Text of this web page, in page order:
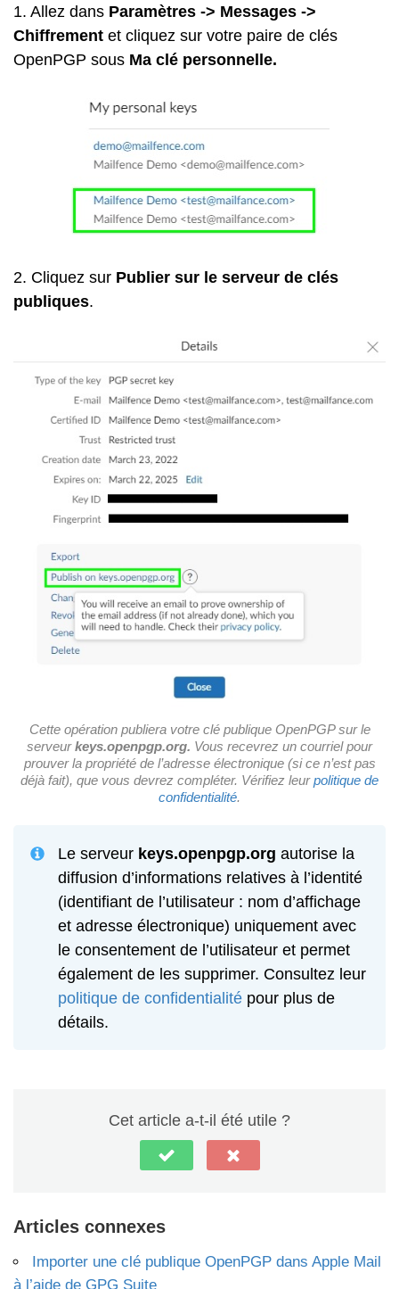
1. Allez dans Paramètres -> Messages ->
Chiffrement et cliquez sur votre paire de clés
OpenPGP sous Ma clé personnelle.
2. Cliquez sur Publier sur le serveur de clés
publiques.
Cette opération publiera votre clé publique OpenPGP sur le
serveurkeys.openpgp.org. Vous recevrez un courriel pour
prouver la propriété de l’adresse électronique (si ce n’est pas
déjà fait), que vous devrez compléter. Vérifiez leurpolitique de
confidentialité.
Le serveur keys.openpgp.org autorise la
diffusion d’informations relatives à l’identité
(identifiant de l’utilisateur : nom d’affichage
et adresse électronique) uniquement avec
le consentement de l’utilisateur et permet
également de les supprimer. Consultez leur
politique de confidentialitépour plus de
détails.
Cet article a-t-il été utile ?
Articles connexes
Importer une clé publique OpenPGP dans Apple Mail
à l’aide de GPG Suite